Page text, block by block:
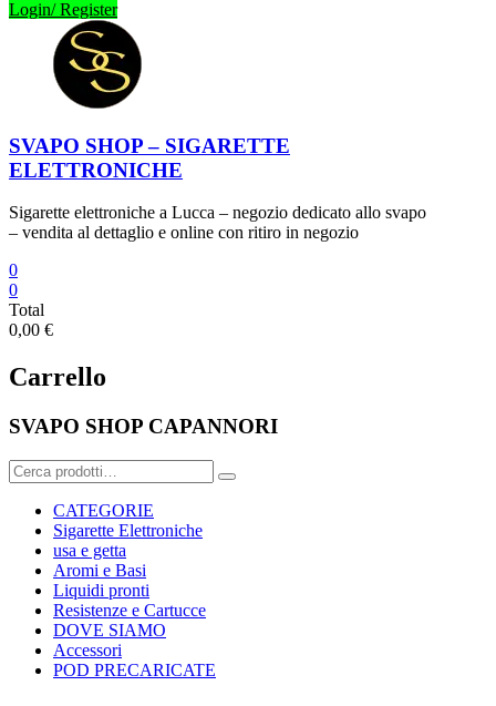
Login/ Register
SVAPO SHOP – SIGARETTE
ELETTRONICHE
Sigarette elettroniche a Lucca – negozio dedicato allo svapo
– vendita al dettaglio e online con ritiro in negozio
0
0
Total
0,00 €
Carrello
SVAPO SHOP CAPANNORI
Cerca:
CATEGORIE
Sigarette Elettroniche
usa e getta
Aromi e Basi
Liquidi pronti
Resistenze e Cartucce
DOVE SIAMO
Accessori
POD PRECARICATE